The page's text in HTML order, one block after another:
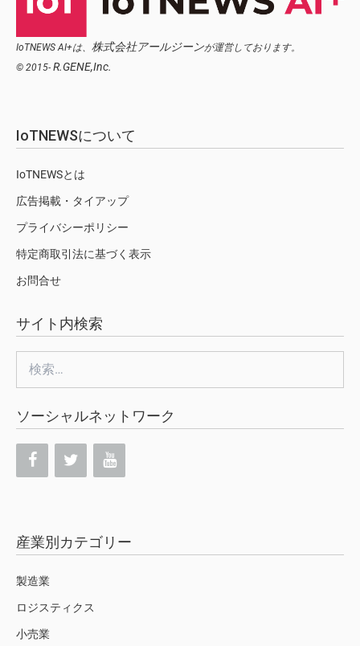
IoTNEWS AI+は、 株式会社アールジーンが運営しております。
© 2015- R.GENE,Inc.
IoTNEWSについて
IoTNEWSとは
広告掲載・タイアップ
プライバシーポリシー
特定商取引法に基づく表示
お問合せ
サイト内検索
索:
ソーシャルネットワーク
産業別カテゴリー
製造業
ロジスティクス
小売業